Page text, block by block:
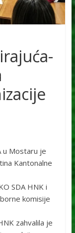
u Mostaru je
Kantonalne
SDA HNK i
komisije
zahvalila je